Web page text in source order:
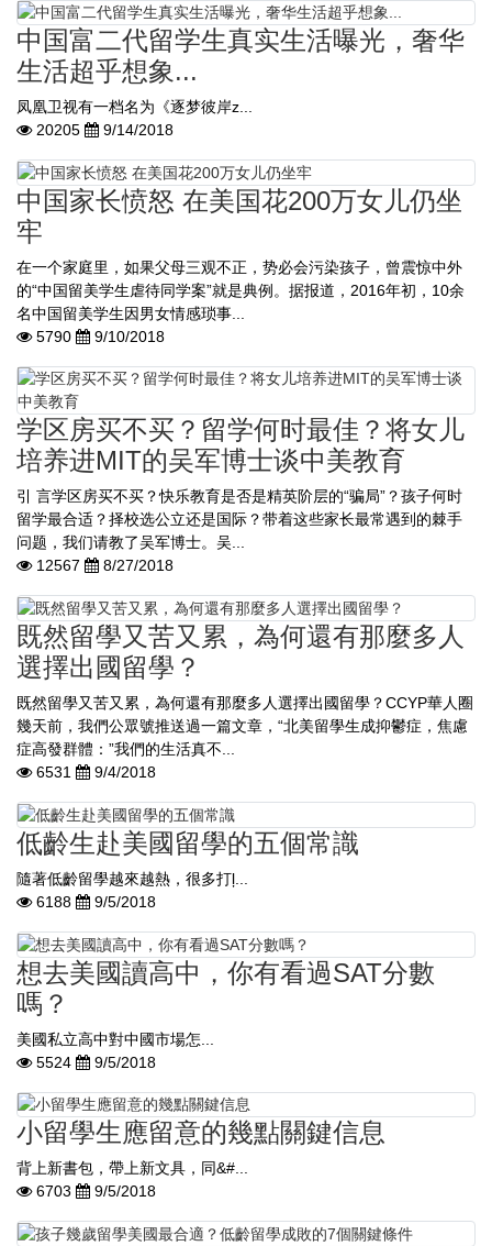
中国富二代留学生真实生活曝光，奢华
生活超乎想象...
凤凰卫视有一档名为《逐梦彼岸z...
20205
9/14/2018
中国家长愤怒 在美国花200万女儿仍坐
牢
在一个家庭里，如果父母三观不正，势必会污染孩子，曾震惊中外
的“中国留美学生虐待同学案”就是典例。据报道，2016年初，10余
名中国留美学生因男女情感琐事...
5790
9/10/2018
学区房买不买？留学何时最佳？将女儿
培养进MIT的吴军博士谈中美教育
引 言学区房买不买？快乐教育是否是精英阶层的“骗局”？孩子何时
留学最合适？择校选公立还是国际？带着这些家长最常遇到的棘手
问题，我们请教了吴军博士。吴...
12567
8/27/2018
既然留學又苦又累，為何還有那麼多人
選擇出國留學？
既然留學又苦又累，為何還有那麼多人選擇出國留學？CCYP華人圈
幾天前，我們公眾號推送過一篇文章，“北美留學生成抑鬱症，焦慮
症高發群體：”我們的生活真不...
6531
9/4/2018
低齡生赴美國留學的五個常識
隨著低齡留學越來越熱，很多打ļ...
6188
9/5/2018
想去美國讀高中，你有看過SAT分數
嗎？
​ ​ 美國私立高中對中國市場怎...
5524
9/5/2018
小留學生應留意的幾點關鍵信息
​ 背上新書包，帶上新文具，同&#...
6703
9/5/2018